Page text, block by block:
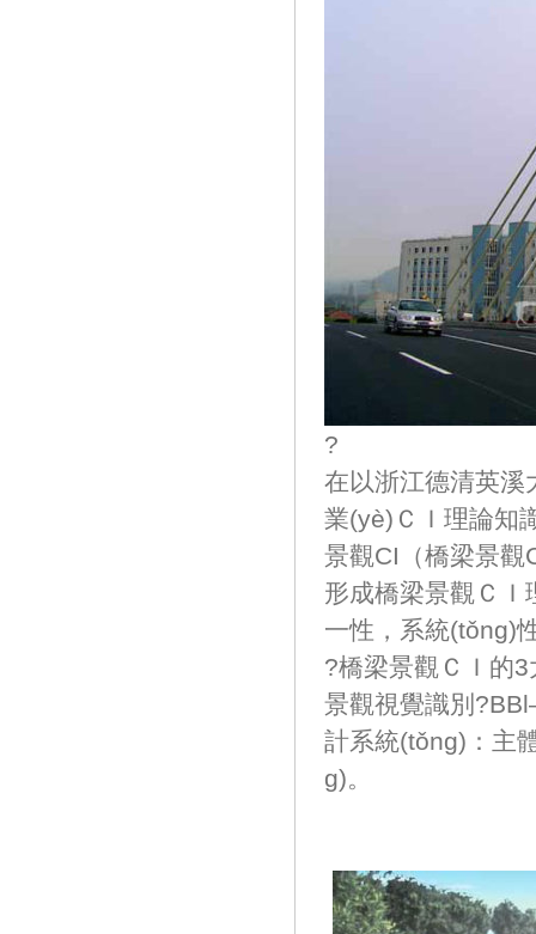
?
在以浙江德清英溪
業(yè)ＣＩ理論知
景觀CI（橋梁景觀CI
形成橋梁景觀ＣＩ
一性，系統(tǒng)
?橋梁景觀ＣＩ的
景觀視覺識別
計系統(tǒng)：主
g)。